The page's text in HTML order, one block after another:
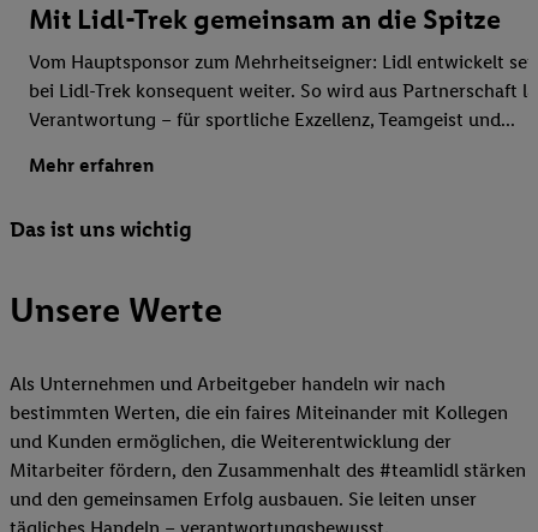
Mit Lidl-Trek gemeinsam an die Spitze
Vom Hauptsponsor zum Mehrheitseigner: Lidl entwickelt
bei Lidl-Trek konsequent weiter. So wird aus Partnerschaft
Verantwortung – für sportliche Exzellenz, Teamgeist und...
Mehr erfahren
Das ist uns wichtig
Unsere Werte
Als Unternehmen und Arbeitgeber handeln wir nach
bestimmten Werten, die ein faires Miteinander mit Kollegen
und Kunden ermöglichen, die Weiterentwicklung der
Mitarbeiter fördern, den Zusammenhalt des #teamlidl stärken
und den gemeinsamen Erfolg ausbauen. Sie leiten unser